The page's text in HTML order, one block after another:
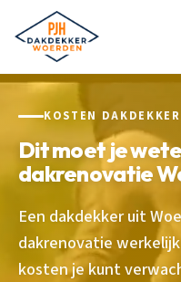
KOSTEN
Dit moet je
dakrenovatie
Een dakdekker uit
dakrenovatie
kosten je kunt